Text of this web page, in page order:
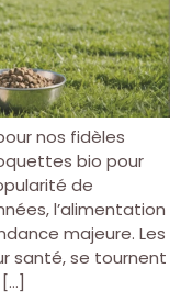
nos fidèles
bio pour
de
l’alimentation
majeure. Les
santé, se tournent